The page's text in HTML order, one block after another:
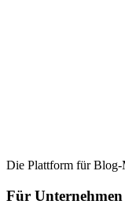
Die Plattform für Blog-
Für Unternehmen